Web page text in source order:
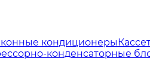
кондиционеры
конденсаторные